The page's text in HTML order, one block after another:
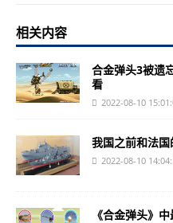
相关内容
合金弹头3被遗
看
2022-08-10
我国之前和法国
2022-08-10
《合金弹头》